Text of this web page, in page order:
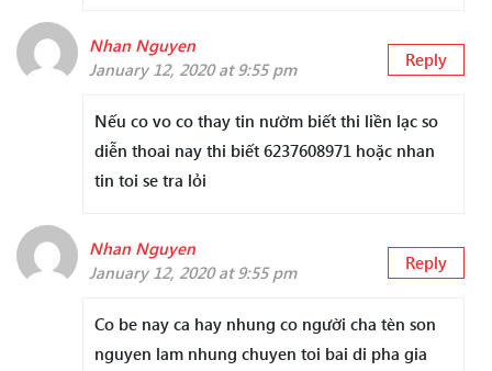
Nhan Nguyen
January 12, 2020 at 9:55 pm
Reply
Nếu co vo co thay tin nườm biết thi liền lạc so
diễn thoai nay thi biết 6237608971 hoặc nhan
tin toi se tra lỏi
Nhan Nguyen
January 12, 2020 at 9:55 pm
Reply
Co be nay ca hay nhung co người cha tèn son
nguyen lam nhung chuyen toi bai di pha gia